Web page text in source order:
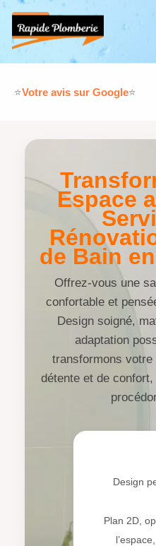
Aller
contenu
⭐Votre avis sur Google⭐
L
i
n
n
a
k
h
a
p
o
Espace
de Bain
Offrez-vous une
confortable et
Design soigné,
adaptation
transformons votre
détente et de
Design
Plan 2D,